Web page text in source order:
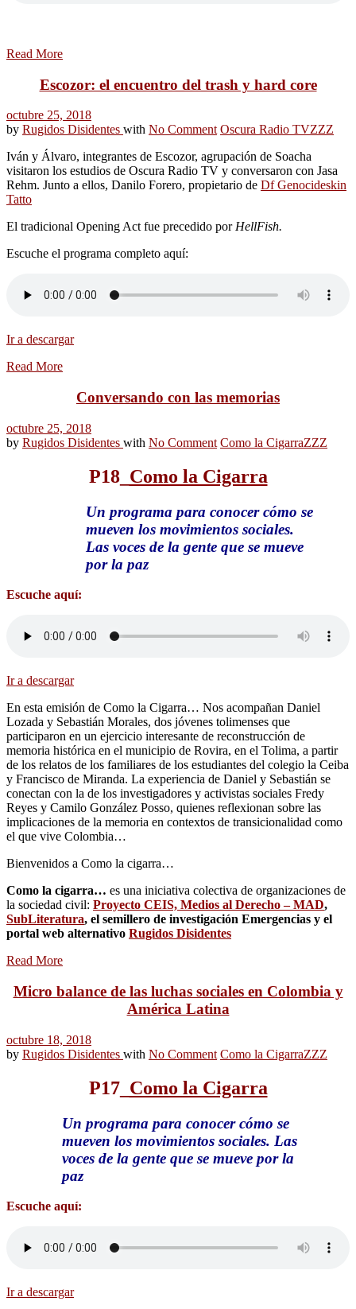
Read More
Escozor: el encuentro del trash y hard core
octubre 25, 2018
by Rugidos Disidentes with No Comment Oscura Radio TVZZZ
Iván y Álvaro, integrantes de Escozor, agrupación de Soacha
visitaron los estudios de Oscura Radio TV y conversaron con Jasa
Rehm. Junto a ellos, Danilo Forero, propietario de Df Genocideskin
Tatto
El tradicional Opening Act fue precedido porHellFish.
Escuche el programa completo aquí:
Ir a descargar
Read More
Conversando con las memorias
octubre 25, 2018
by Rugidos Disidentes with No Comment Como la CigarraZZZ
P18_ Como la Cigarra
Un programa para conocer cómo se
mueven los movimientos sociales.
Las voces de la gente que se mueve
por la paz
Escuche aquí:
Ir a descargar
En esta emisión de Como la Cigarra… Nos acompañan Daniel
Lozada y Sebastián Morales, dos jóvenes tolimenses que
participaron en un ejercicio interesante de reconstrucción de
memoria histórica en el municipio de Rovira, en el Tolima, a partir
de los relatos de los familiares de los estudiantes del colegio la Ceiba
y Francisco de Miranda. La experiencia de Daniel y Sebastián se
conectan con la de los investigadores y activistas sociales Fredy
Reyes y Camilo González Posso, quienes reflexionan sobre las
implicaciones de la memoria en contextos de transicionalidad como
el que vive Colombia…
Bienvenidos a Como la cigarra…
Como la cigarra… es una iniciativa colectiva de organizaciones de
la sociedad civil: Proyecto CEIS, Medios al Derecho – MAD,
SubLiteratura, el semillero de investigación Emergencias y el
portal web alternativo Rugidos Disidentes
Read More
Micro balance de las luchas sociales en Colombia y
América Latina
octubre 18, 2018
by Rugidos Disidentes with No Comment Como la CigarraZZZ
P17_ Como la Cigarra
Un programa para conocer cómo se
mueven los movimientos sociales. Las
voces de la gente que se mueve por la
paz
Escuche aquí:
Ir a descargar